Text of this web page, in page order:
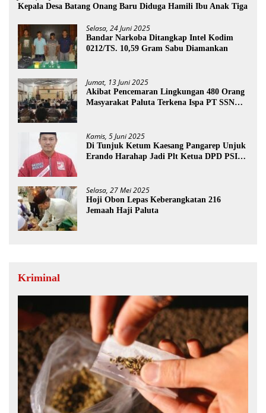
Kepala Desa Batang Onang Baru Diduga Hamili Ibu Anak Tiga
Selasa, 24 Juni 2025
Bandar Narkoba Ditangkap Intel Kodim
0212/TS. 10,59 Gram Sabu Diamankan
Jumat, 13 Juni 2025
Akibat Pencemaran Lingkungan 480 Orang
Masyarakat Paluta Terkena Ispa PT SSN
Kamis, 5 Juni 2025
Di Tunjuk Ketum Kaesang Pangarep Unjuk
Erando Harahap Jadi Plt Ketua DPD PSI
Selasa, 27 Mei 2025
Hoji Obon Lepas Keberangkatan 216
Jemaah Haji Paluta
Kriminal